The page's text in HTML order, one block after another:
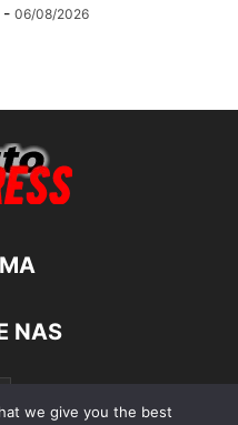
- 06/08/2026
NAS
we give you the best